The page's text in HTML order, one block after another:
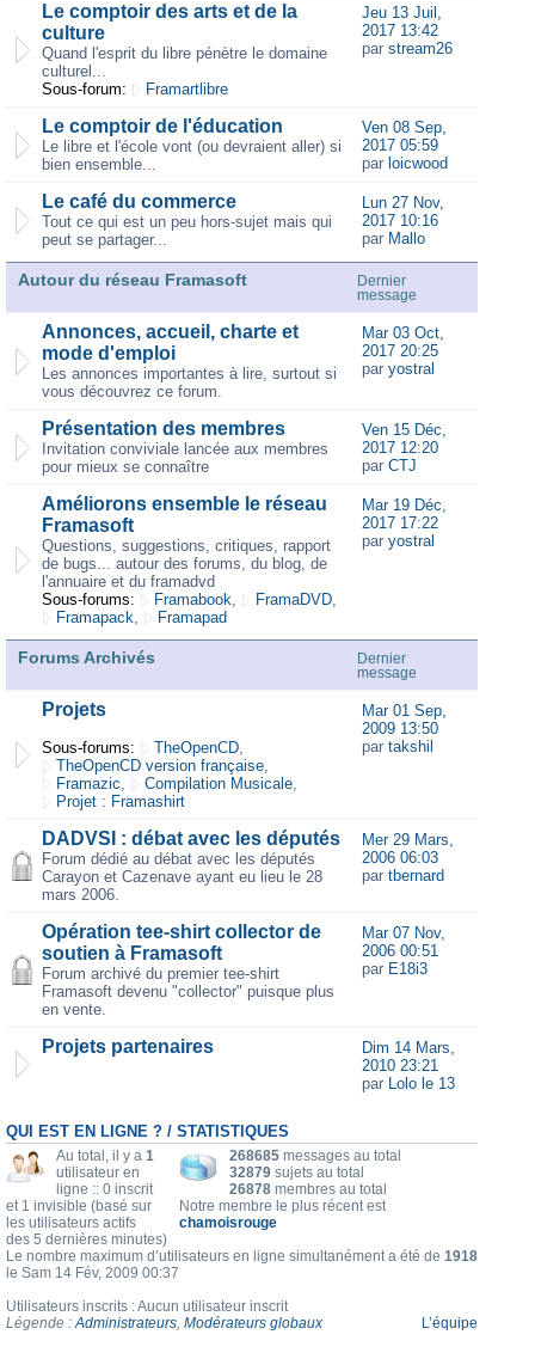
Le comptoir des arts et de la
culture
Quand l'esprit du libre pénètre le domaine
culturel...
Sous-forum:
Framartlibre
Jeu 13 Juil,
2017 13:42
par stream26
Le comptoir de l'éducation
Le libre et l'école vont (ou devraient aller) si
bien ensemble...
Ven 08 Sep,
2017 05:59
par loicwood
Le café du commerce
Tout ce qui est un peu hors-sujet mais qui
peut se partager...
Lun 27 Nov,
2017 10:16
par Mallo
Autour du réseau Framasoft
Dernier
message
Annonces, accueil, charte et
mode d'emploi
Les annonces importantes à lire, surtout si
vous découvrez ce forum.
Mar 03 Oct,
2017 20:25
par yostral
Présentation des membres
Invitation conviviale lancée aux membres
pour mieux se connaître
Ven 15 Déc,
2017 12:20
par CTJ
Améliorons ensemble le réseau
Framasoft
Questions, suggestions, critiques, rapport
de bugs... autour des forums, du blog, de
l'annuaire et du framadvd
Sous-forums:
Framabook, FramaDVD,
Framapack, Framapad
Mar 19 Déc,
2017 17:22
par yostral
Forums Archivés
Dernier
message
Projets
Sous-forums: TheOpenCD,
TheOpenCD version française,
Framazic, Compilation Musicale,
Projet : Framashirt
Mar 01 Sep,
2009 13:50
par takshil
DADVSI : débat avec les députés
Forum dédié au débat avec les députés
Carayon et Cazenave ayant eu lieu le 28
mars 2006.
Mer 29 Mars,
2006 06:03
par tbernard
Opération tee-shirt collector de
soutien à Framasoft
Forum archivé du premier tee-shirt
Framasoft devenu "collector" puisque plus
en vente.
Mar 07 Nov,
2006 00:51
par E18i3
Projets partenaires
Dim 14 Mars,
2010 23:21
par Lolo le 13
QUI EST EN LIGNE ? / STATISTIQUES
268685 messages au total
32879 sujets au total
26878 membres au total
Notre membre le plus récent est
chamoisrouge
Au total, il y a 1
utilisateur en
ligne :: 0 inscrit
et 1 invisible (basé sur
les utilisateurs actifs
des 5 dernières minutes)
Le nombre maximum d’utilisateurs en ligne simultanément a été de 1918
le Sam 14 Fév, 2009 00:37
Utilisateurs inscrits : Aucun utilisateur inscrit
Légende :Administrateurs, Modérateurs globaux L’équipe